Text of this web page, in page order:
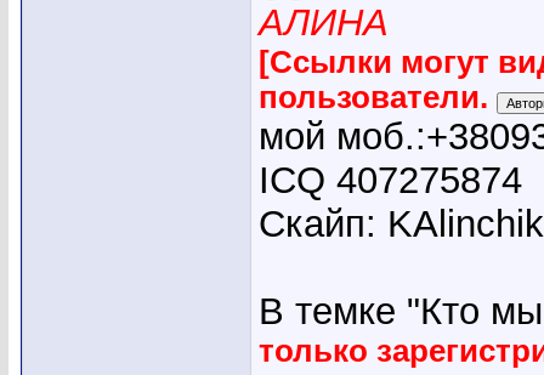
АЛИНА
[Ссылки могут
пользователи.
мой
ICQ 407275874
Скайп:
В темке "Кто
только